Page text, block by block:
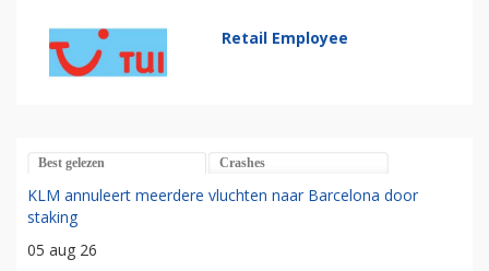
Retail Employee
Best gelezen Crashes
KLM annuleert meerdere vluchten naar Barcelona door
staking
05 aug 26